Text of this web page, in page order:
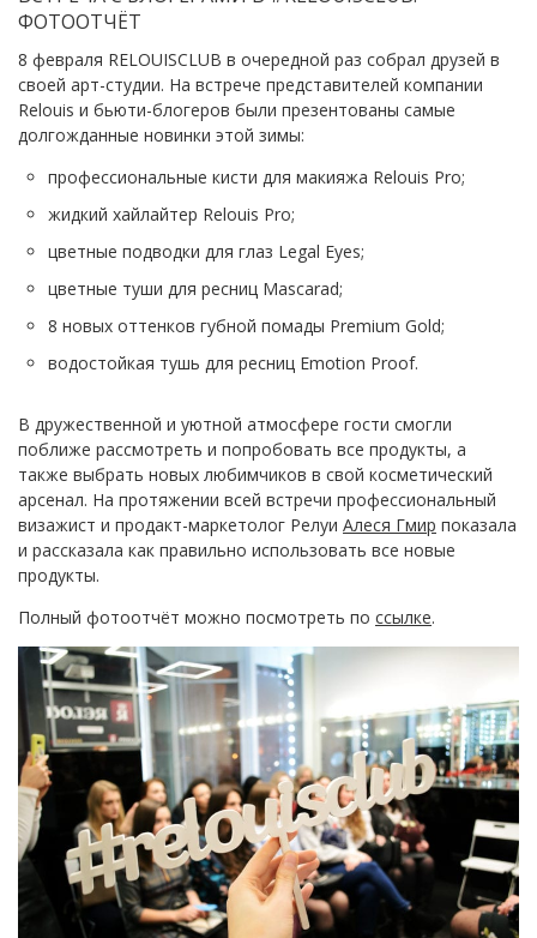
ФОТООТЧЁТ
8 февраля RELOUISCLUB в очередной раз собрал друзей в
своей арт-студии. На встрече представителей компании
Relouis и бьюти-блогеров были презентованы самые
долгожданные новинки этой зимы:
профессиональные кисти для макияжа Relouis Pro;
жидкий хайлайтер Relouis Pro;
цветные подводки для глаз Legal Eyes;
цветные туши для ресниц Mascarad;
8 новых оттенков губной помады Premium Gold;
водостойкая тушь для ресниц Emotion Proof.
В дружественной и уютной атмосфере гости смогли
поближе рассмотреть и попробовать все продукты, а
также выбрать новых любимчиков в свой косметический
арсенал. На протяжении всей встречи профессиональный
визажист и продакт-маркетолог Релуи Алеся Гмир показала
и рассказала как правильно использовать все новые
продукты.
Полный фотоотчёт можно посмотреть по ссылке.